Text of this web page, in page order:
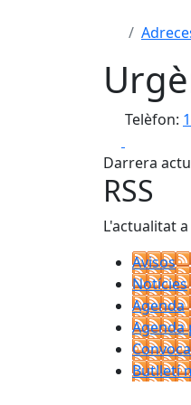
Telèfon:
Darrera
RSS
L'actualitat
Avisos
Notícies
Agenda
Agenda
Butlletí